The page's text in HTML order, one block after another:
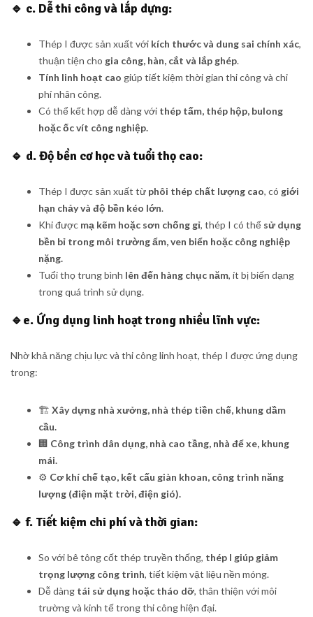
🔹 c. Dễ thi công và lắp dựng:
Thép I được sản xuất với kích thước và dung sai chính xác,
thuận tiện cho gia công, hàn, cắt và lắp ghép.
Tính linh hoạt cao giúp tiết kiệm thời gian thi công và chi
phí nhân công.
Có thể kết hợp dễ dàng với thép tấm, thép hộp, bulong
hoặc ốc vít công nghiệp.
🔹 d. Độ bền cơ học và tuổi thọ cao:
Thép I được sản xuất từ phôi thép chất lượng cao, có giới
hạn chảy và độ bền kéo lớn.
Khi được mạ kẽm hoặc sơn chống gỉ, thép I có thể sử dụng
bền bỉ trong môi trường ẩm, ven biển hoặc công nghiệp
nặng.
Tuổi thọ trung bình lên đến hàng chục năm, ít bị biến dạng
trong quá trình sử dụng.
🔹e. Ứng dụng linh hoạt trong nhiều lĩnh vực:
Nhờ khả năng chịu lực và thi công linh hoạt, thép I được ứng dụng
trong:
🏗️ Xây dựng nhà xưởng, nhà thép tiền chế, khung dầm
cầu.
🏢 Công trình dân dụng, nhà cao tầng, nhà để xe, khung
mái.
⚙️ Cơ khí chế tạo, kết cấu giàn khoan, công trình năng
lượng (điện mặt trời, điện gió).
🔹f. Tiết kiệm chi phí và thời gian:
So với bê tông cốt thép truyền thống, thép I giúp giảm
trọng lượng công trình, tiết kiệm vật liệu nền móng.
Dễ dàng tái sử dụng hoặc tháo dỡ, thân thiện với môi
trường và kinh tế trong thi công hiện đại.